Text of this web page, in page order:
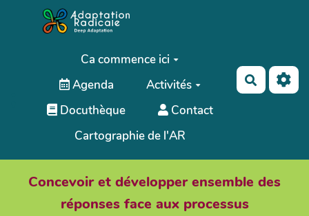
Aller au contenu principal
Ca commence ici
Agenda
Activités
Docuthèque
Contact
Cartographie de l'AR
Concevoir et développer ensemble des
réponses face aux processus